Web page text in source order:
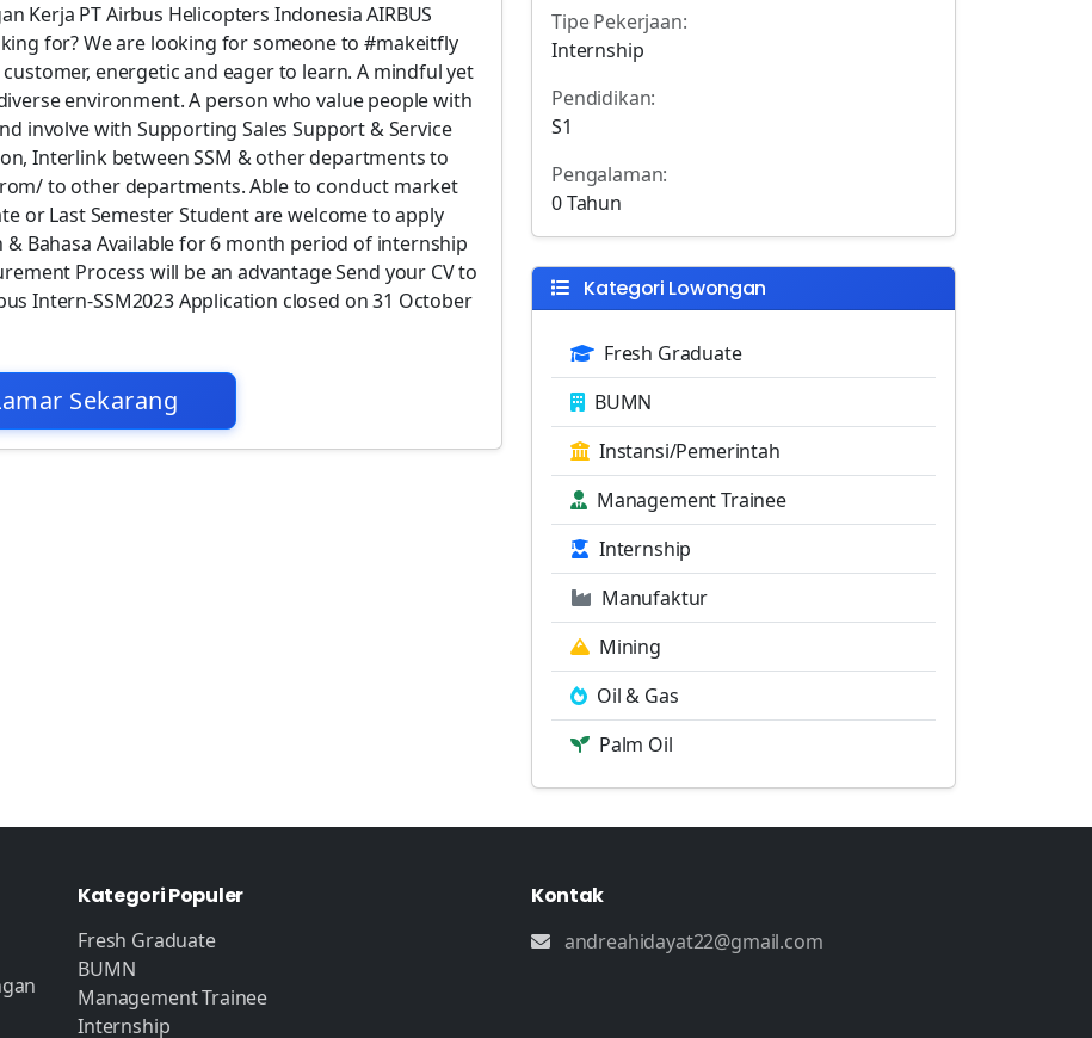
Kerja PT Airbus Helicopters Indonesia AIRBUS
for? We are looking for someone to #makeitfly
energetic and eager to learn. A mindful yet
environment. A person who value people with
involve with Supporting Sales Support & Service
Interlink between SSM & other departments to
to other departments. Able to conduct market
or Last Semester Student are welcome to apply
Bahasa Available for 6 month period of internship
Process will be an advantage Send your CV to
Intern-SSM2023 Application closed on 31 October
Sekarang
Tipe Pekerjaan:
Internship
Pendidikan:
S1
Pengalaman:
0 Tahun
Kategori Lowongan
Fresh Graduate
BUMN
Instansi/Pemerintah
Management Trainee
Internship
Manufaktur
Mining
Oil & Gas
Palm Oil
Kategori Populer
Fresh Graduate
BUMN
Management Trainee
Internship
Kontak
andreahidayat22@gmail.com